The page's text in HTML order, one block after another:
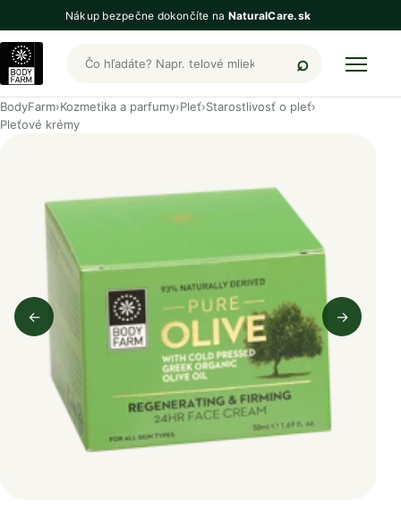
Nákup bezpečne dokončíte na NaturalCare.sk
Hľadať produkty BodyFarm
BodyFarm›Kozmetika a parfumy›Pleť›Starostlivosť o pleť›
Pleťové krémy
←
Predchádzajúci obrázok
→